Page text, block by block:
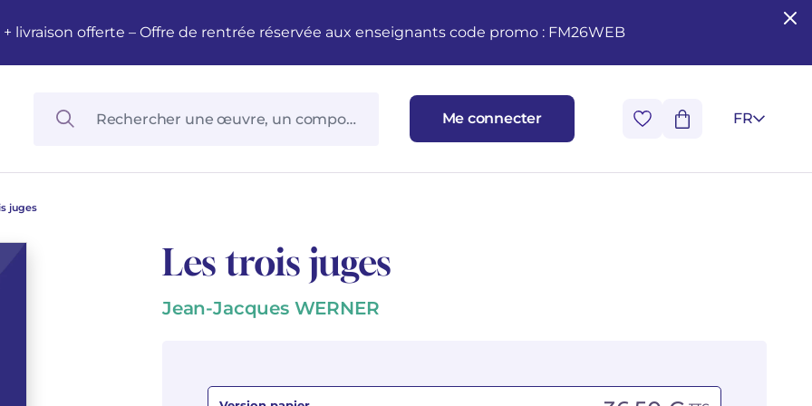
livraison offerte – Offre de rentrée réservée aux enseignants code promo : FM26WEB
Me connecter FR
juges
Les trois juges
Jean-Jacques WERNER